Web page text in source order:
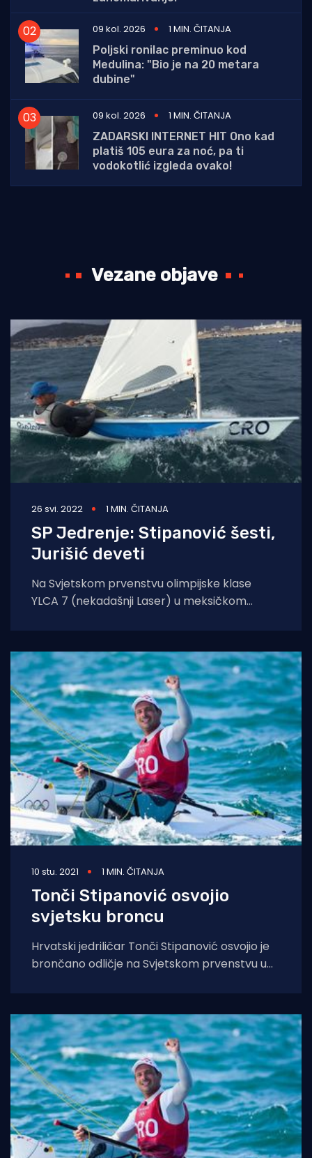
09 kol. 2026
1 MIN. ČITANJA
Poljski ronilac preminuo kod
Medulina: "Bio je na 20 metara
dubine"
09 kol. 2026
1 MIN. ČITANJA
ZADARSKI INTERNET HIT Ono kad
platiš 105 eura za noć, pa ti
vodokotlić izgleda ovako!
Vezane objave
26 svi. 2022 1 MIN. ČITANJA
SP Jedrenje: Stipanović šesti,
Jurišić deveti
Na Svjetskom prvenstvu olimpijske klase
YLCA 7 (nekadašnji Laser) u meksičkom
10 stu. 2021 1 MIN. ČITANJA
Tonči Stipanović osvojio
svjetsku broncu
Hrvatski jedriličar Tonči Stipanović osvojio je
brončano odličje na Svjetskom prvenstvu u